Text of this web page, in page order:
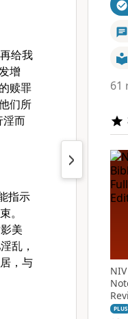
给我
增
赎罪
们所
淫而
指示
。
美
乱，
，与
61
PLUS